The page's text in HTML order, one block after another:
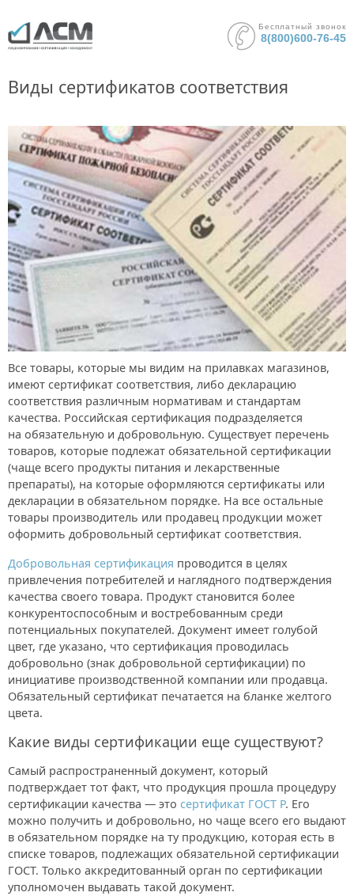
Бесплатный звонок
8(800)600-76-45
Виды сертификатов соответствия
Все товары, которые мы видим на прилавках магазинов,
имеют сертификат соответствия, либо декларацию
соответствия различным нормативам и стандартам
качества. Российская сертификация подразделяется
на обязательную и добровольную. Существует перечень
товаров, которые подлежат обязательной сертификации
(чаще всего продукты питания и лекарственные
препараты), на которые оформляются сертификаты или
декларации в обязательном порядке. На все остальные
товары производитель или продавец продукции может
оформить добровольный сертификат соответствия.
Добровольная сертификация проводится в целях
привлечения потребителей и наглядного подтверждения
качества своего товара. Продукт становится более
конкурентоспособным и востребованным среди
потенциальных покупателей. Документ имеет голубой
цвет, где указано, что сертификация проводилась
добровольно (знак добровольной сертификации) по
инициативе производственной компании или продавца.
Обязательный сертификат печатается на бланке желтого
цвета.
Какие виды сертификации еще существуют?
Самый распространенный документ, который
подтверждает тот факт, что продукция прошла процедуру
сертификации качества — это сертификат ГОСТ Р. Его
можно получить и добровольно, но чаще всего его выдают
в обязательном порядке на ту продукцию, которая есть в
списке товаров, подлежащих обязательной сертификации
ГОСТ. Только аккредитованный орган по сертификации
уполномочен выдавать такой документ.